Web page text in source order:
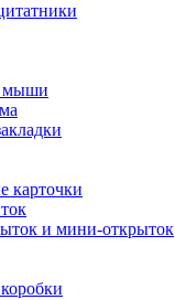
мыши
карточки
и мини-открыток